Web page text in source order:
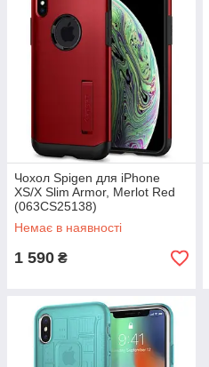
Чохол Spigen для iPhone
XS/X Slim Armor, Merlot Red
(063CS25138)
Немає в наявності
1 590 ₴